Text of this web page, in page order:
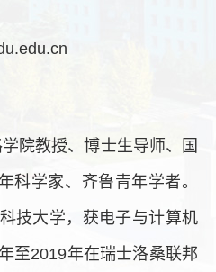
院教授、博士生导师、国
科学家、 齐鲁青年学者。
技大学，获电子与计算机
至2019年在瑞士洛桑联邦